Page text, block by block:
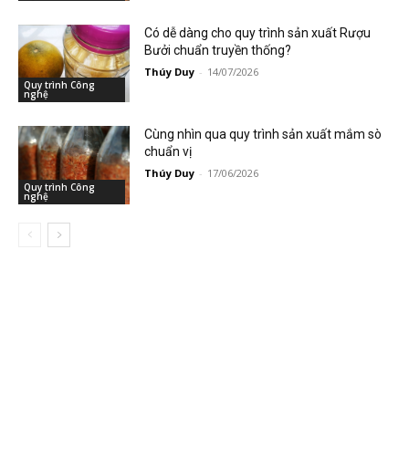
Quy trình Công
nghệ
Có dễ dàng cho quy trình sản xuất Rượu
Bưởi chuẩn truyền thống?
Thúy Duy - 14/07/2026
Quy trình Công
nghệ
Cùng nhìn qua quy trình sản xuất mắm sò
chuẩn vị
Thúy Duy - 17/06/2026